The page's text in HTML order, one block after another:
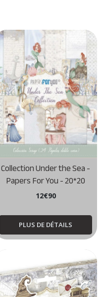
Collection Under the Sea -
Papers For You - 20*20
12€90
PLUS DE DÉTAILS